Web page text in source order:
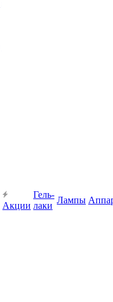
Акции
Гель-
лаки
Лампы